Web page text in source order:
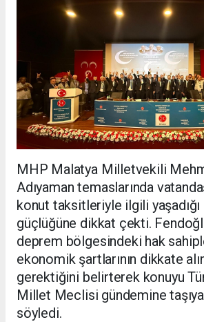
MHP Malatya Milletvekili
Adıyaman temaslarında
konut taksitleriyle ilgili
güçlüğüne dikkat çekti.
deprem bölgesindeki hak
ekonomik şartlarının dikkate
gerektiğini belirterek konuyu
Millet Meclisi gündemine
söyledi.